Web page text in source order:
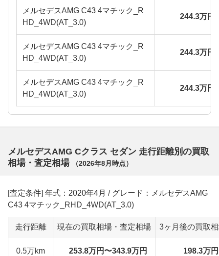
メルセデスAMG C43 4マチック_R
HD_4WD(AT_3.0)
244.3万円
メルセデスAMG C43 4マチック_R
HD_4WD(AT_3.0)
244.3万円
メルセデスAMG C43 4マチック_R
HD_4WD(AT_3.0)
244.3万円
メルセデスAMG Cクラス セダン 走行距離別の買取
相場・査定相場
（2026年8月 時点）
[査定条件] 年式：2020年4月 / グレード：メルセデスAMG
C43 4マチック_RHD_4WD(AT_3.0)
走行距離 現在の買取相場・査定相場 3ヶ月後の買取
0.5万km 253.8万円〜343.9万円 198.3万